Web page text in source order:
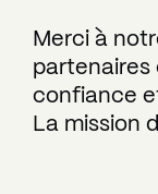
Merci à
partenaires
confiance
La mission